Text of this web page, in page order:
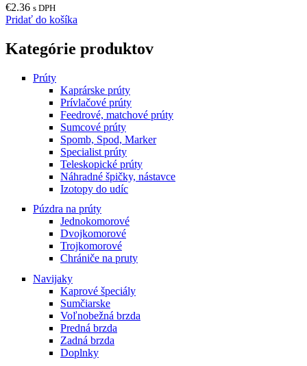
€2.36 s DPH
Pridať do košíka
Kategórie produktov
Prúty
Kaprárske prúty
Prívlačové prúty
Feedrové, matchové prúty
Sumcové prúty
Spomb, Spod, Marker
Specialist prúty
Teleskopické prúty
Náhradné špičky, nástavce
Izotopy do udíc
Púzdra na prúty
Jednokomorové
Dvojkomorové
Trojkomorové
Chrániče na pruty
Navijaky
Kaprové špeciály
Sumčiarske
Voľnobežná brzda
Predná brzda
Zadná brzda
Doplnky